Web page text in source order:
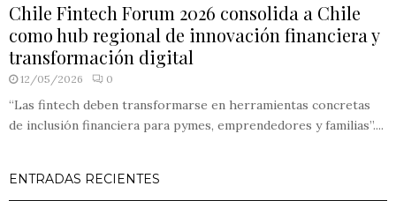
Chile Fintech Forum 2026 consolida a Chile
como hub regional de innovación financiera y
transformación digital
12/05/2026 0
“Las fintech deben transformarse en herramientas concretas
de inclusión financiera para pymes, emprendedores y familias”....
ENTRADAS RECIENTES